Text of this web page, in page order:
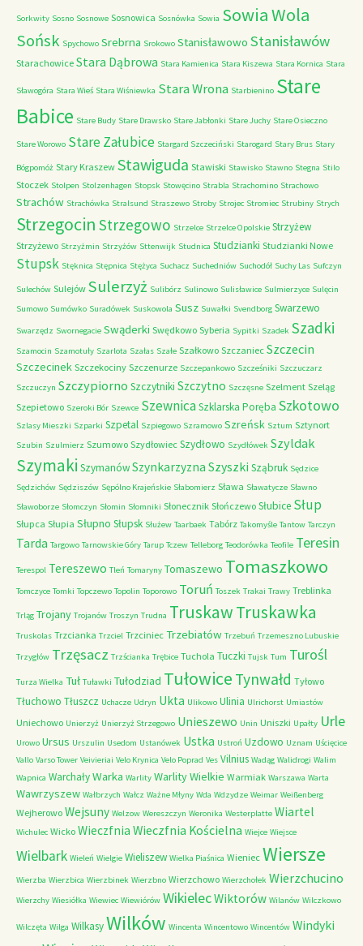
Sorkwity Sosno Sosnowe Sosnowica Sosnówka Sowia Sowia Wola
Sońsk Spychowo Srebrna Srokowo Stanisławowo Stanisławów
Starachowice Stara Dąbrowa Stara Kamienica Stara Kiszewa Stara Kornica Stara
Sławogóra Stara Wieś Stara Wiśniewka Stara Wrona Starbienino Stare
Babice Stare Budy Stare Drawsko Stare Jabłonki Stare Juchy Stare Osieczno
Stare Worowo Stare Załubice Stargard Szczeciński Starogard Stary Brus Stary
Bógpomóż Stary Kraszew Stawiguda Stawiski Stawisko Stawno Stegna Stilo
Stoczek Stolpen Stolzenhagen Stopsk Stowęcino Strabla Strachomino Strachowo
Strachów Strachówka Stralsund Straszewo Stroby Strojec Stromiec Strubiny Strych
Strzegocin Strzegowo Strzelce Strzelce Opolskie Strzyżew
Strzyżewo Strzyżmin Strzyżów Sttenwijk Studnica Studzianki Studzianki Nowe
Stupsk Stęknica Stępnica Stężyca Suchacz Suchedniów Suchodół Suchy Las Sufczyn
Sulechów Sulejów Sulerzyż Sulibórz Sulinowo Sulisławice Sulmierzyce Sulęcin
Sumowo Sumówko Suradówek Suskowola Susz Suwałki Svendborg Swarzewo
Swarzędz Swornegacie Swąderki Swędkowo Syberia Sypitki Szadek Szadki
Szamocin Szamotuły Szarlota Szałas Szałe Szałkowo Szczaniec Szczecin
Szczecinek Szczekociny Szczenurze Szczepankowo Szcześniki Szczuczarz
Szczuczyn Szczypiorno Szczytniki Szczytno Szczęsne Szelment Szeląg
Szepietowo Szeroki Bór Szewce SzewnicaSzklarska Poręba Szkotowo
Szlasy Mieszki Szparki Szpetal Szpiegowo Szramowo Szreńsk Sztum Sztynort
Szubin Szulmierz Szumowo Szydłowiec Szydłowo Szydłówek Szyldak
Szymaki SzymanówSzynkarzyzna Szyszki Sząbruk Sędzice
Sędzichów Sędziszów Sępólno Krajeńskie Słabomierz Sława Sławatycze Sławno
Sławoborze Słomczyn Słomin Słomniki Słonecznik Słończewo Słubice Słup
Słupca Słupia Słupno Słupsk Służew Taarbaek Tabórz Takomyśle Tantow Tarczyn
Tarda Targowo Tarnowskie Góry Tarup Tczew Telleborg Teodorówka Teofile Teresin
Terespol Tereszewo Tleń Tomaryny Tomaszewo Tomaszkowo
Tomczyce Tomki Topczewo Topolin Toporowo Toruń Toszek Trakai Trawy Treblinka
Trląg Trojany Trojanów Troszyn Trudna TruskawTruskawka
Truskolas Trzcianka Trzciel Trzciniec Trzebiatów Trzebuń Trzemeszno Lubuskie
Trzygłów Trzęsacz Trzścianka Trębice Tuchola Tuczki Tujsk Tum Turośl
Turza Wielka Tuł Tuławki Tułodziad Tułowice Tynwałd Tyłowo
Tłuchowo Tłuszcz Uchacze Udryn Ukta Ulikowo Ulinia Ulrichorst Umiastów
Uniechowo Unierzyż Unierzyż Strzegowo Unieszewo Unin Uniszki Upałty Urle
Urowo Ursus Urszulin Usedom Ustanówek Ustka Ustroń Uzdowo Uznam Uścięcice
Vallo Varso Tower Veivieriai Velo Krynica Velo Poprad Ves Vilnius Wadąg Walidrogi Walim
Wapnica WarchałyWarka Warlity Warlity Wielkie Warmiak Warszawa Warta
Wawrzyszew Wałbrzych Wałcz Ważne Młyny Wda Wdzydze Weimar Weißenberg
Wejherowo Wejsuny Welzow Wereszczyn Weronika Westerplatte Wiartel
Wichulec Wicko Wieczfnia Wieczfnia Kościelna Wiejce Wiejsce
Wielbark Wieleń Wielgie Wieliszew Wielka Piaśnica Wieniec Wiersze
Wierzba Wierzbica Wierzbinek Wierzbno Wierzchowo Wierzchołek Wierzchucino
Wierzchy Wiesiółka Wiewiec Wiewiórów WikielecWiktorów Wilanów Wilczkowo
Wilczęta Wilga WilkasyWilków Wincenta Wincentowo Wincentów Windyki